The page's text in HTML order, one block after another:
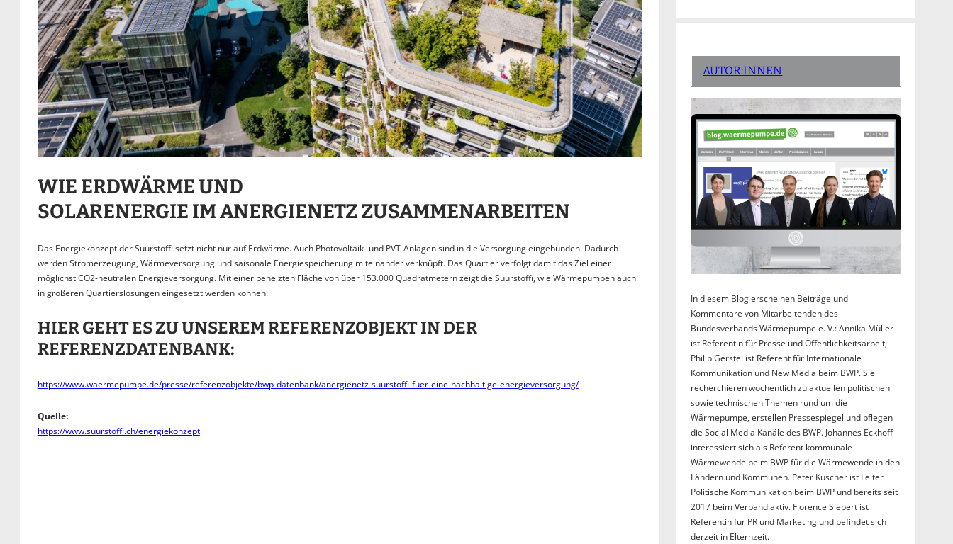
WIE ERDWÄRME UND
SOLARENERGIE IM ANERGIENETZ ZUSAMMENARBEITEN
Das Energiekonzept der Suurstoffi setzt nicht nur auf Erdwärme. Auch Photovoltaik- und PVT-Anlagen sind in die Versorgung eingebunden. Dadurch
werden Stromerzeugung, Wärmeversorgung und saisonale Energiespeicherung miteinander verknüpft. Das Quartier verfolgt damit das Ziel einer
möglichst CO2-neutralen Energieversorgung. Mit einer beheizten Fläche von über 153.000 Quadratmetern zeigt die Suurstoffi, wie Wärmepumpen auch
in größeren Quartierslösungen eingesetzt werden können.
HIER GEHT ES ZU UNSEREM REFERENZOBJEKT IN DER
REFERENZDATENBANK:
https://www.waermepumpe.de/presse/referenzobjekte/bwp-datenbank/anergienetz-suurstoffi-fuer-eine-nachhaltige-energieversorgung/
Quelle:
https://www.suurstoffi.ch/energiekonzept
AUTOR:INNEN
In diesem Blog erscheinen Beiträge und
Kommentare von Mitarbeitenden des
Bundesverbands Wärmepumpe e. V.: Annika Müller
ist Referentin für Presse und Öffentlichkeitsarbeit;
Philip Gerstel ist Referent für Internationale
Kommunikation und New Media beim BWP. Sie
recherchieren wöchentlich zu aktuellen politischen
sowie technischen Themen rund um die
Wärmepumpe, erstellen Pressespiegel und pflegen
die Social Media Kanäle des BWP. Johannes Eckhoff
interessiert sich als Referent kommunale
Wärmewende beim BWP für die Wärmewende in den
Ländern und Kommunen. Peter Kuscher ist Leiter
Politische Kommunikation beim BWP und bereits seit
2017 beim Verband aktiv. Florence Siebert ist
Referentin für PR und Marketing und befindet sich
derzeit in Elternzeit.